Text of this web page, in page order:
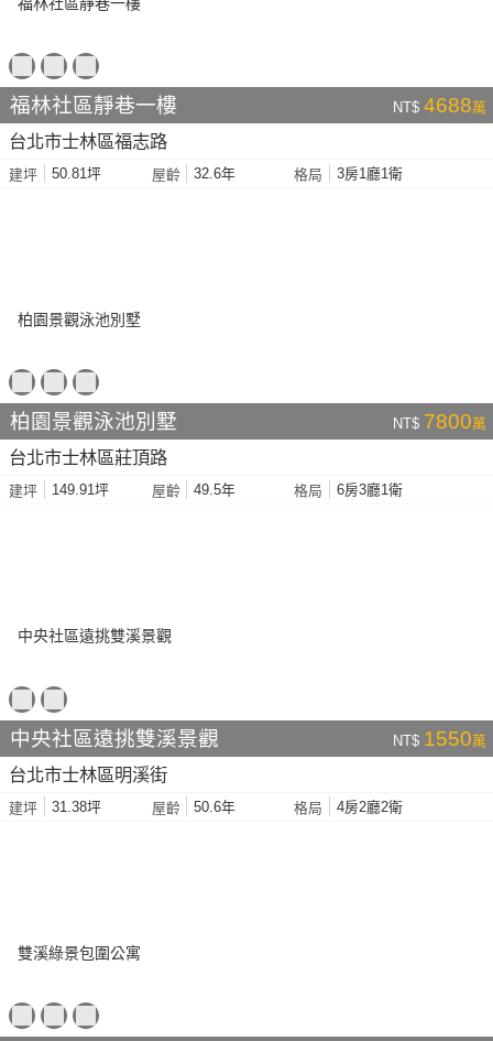
福林社區靜巷一樓 NT$ 4688萬
台北市士林區福志路
建坪 50.81坪 屋齡 32.6年 格局 3房1廳1衛
柏園景觀泳池別墅 NT$ 7800萬
台北市士林區莊頂路
建坪 149.91坪 屋齡 49.5年 格局 6房3廳1衛
中央社區遠挑雙溪景觀 NT$ 1550萬
台北市士林區明溪街
建坪 31.38坪 屋齡 50.6年 格局 4房2廳2衛